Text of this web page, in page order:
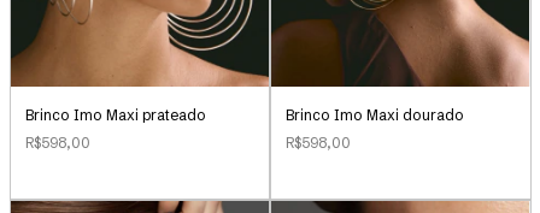
Brinco Imo Maxi prateado
R$598,00
Brinco Imo Maxi dourado
R$598,00